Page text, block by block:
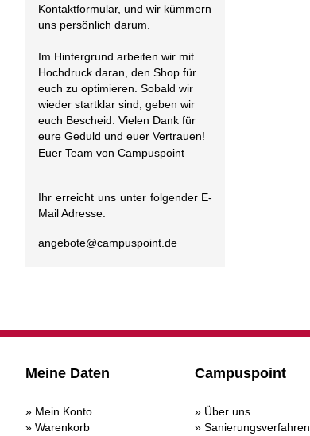
Kontaktformular, und wir kümmern
uns persönlich darum.
Im Hintergrund arbeiten wir mit
Hochdruck daran, den Shop für
euch zu optimieren. Sobald wir
wieder startklar sind, geben wir
euch Bescheid. Vielen Dank für
eure Geduld und euer Vertrauen!
Euer Team von Campuspoint
Ihr erreicht uns unter folgender E-
Mail Adresse:
angebote@campuspoint.de
Meine Daten
Mein Konto
Warenkorb
Campuspoint
Über uns
Sanierungsverfahren